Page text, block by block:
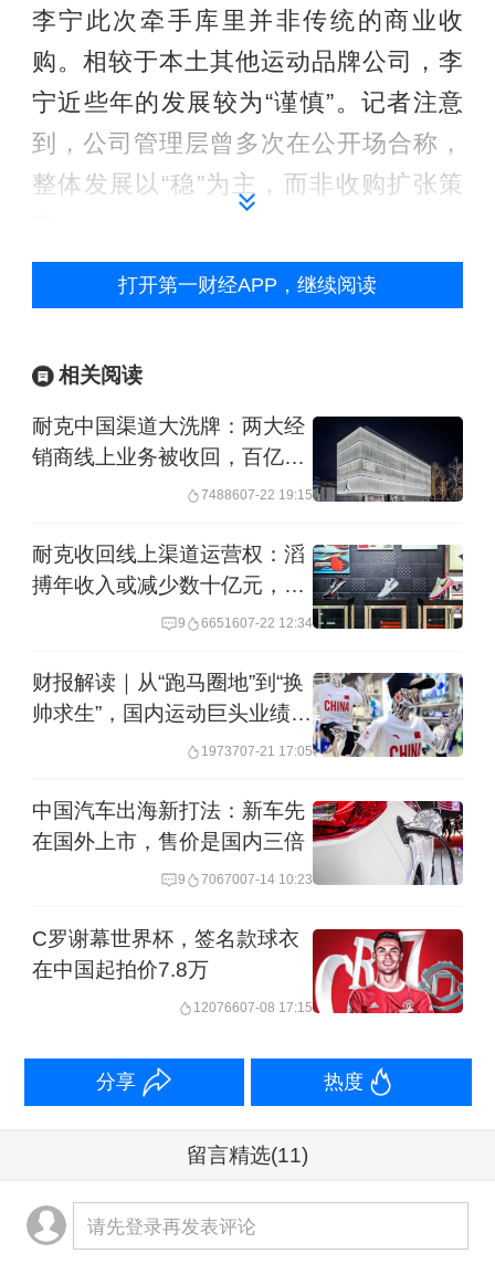
李宁此次牵手库里并非传统的商业收
购。相较于本土其他运动品牌公司，李
宁近些年的发展较为“谨慎”。记者注意
到，公司管理层曾多次在公开场合称，
整体发展以“稳”为主，而非收购扩张策
去年11月，库里结束与安德玛（Under
协议中，库里保留了Curry Brand的全部
商标与知识产权，并可自由寻找新的零
售伙伴。为了独立运营品牌，库里团队
支付了一笔不菲的“分手费”。
一位接近公司的业内人士向记者分析，
从库里此前毅然决然与安德玛结束合作
伴并非要简单“卖身”，其自主性运营意愿
较强。
此番合作，李宁方面给出的口径是，双
方将以品牌共建为基础。
球星IP商业化不乏成功案例。20世纪90
年代末，耐克成立Air Jordan。2003年，
麦克尔·乔丹退役，但Jordan品牌并未随
打开第一财经APP，继续阅读
相关阅读
耐克中国渠道大洗牌：两大经
销商线上业务被收回，百亿营
7488607-22 19:15
耐克收回线上渠道运营权：滔
搏年收入或减少数十亿元，股
9 6651607-22 12:34
财报解读｜从“跑马圈地”到“换
帅求生”，国内运动巨头业绩承
1973707-21 17:05
中国汽车出海新打法：新车先
在国外上市，售价是国内三倍
9 7067007-14 10:23
C罗谢幕世界杯，签名款球衣
在中国起拍价7.8万
12076607-08 17:15
分享 热度
留言精选(11)
请先登录再发表评论